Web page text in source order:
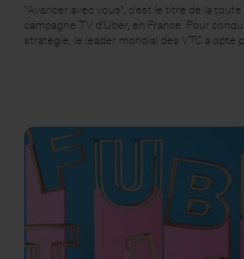
"Avancer avec vous", c'est le titre de la
campagne TV d'Uber, en France. Pour
stratégie, le leader mondial des VTC a opté